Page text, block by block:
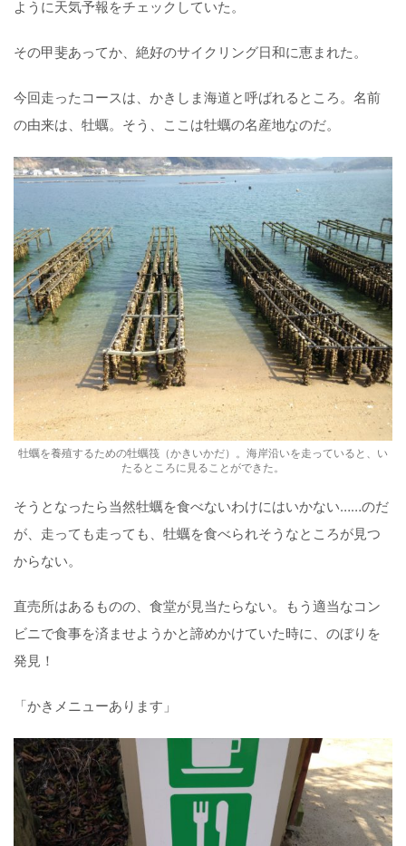
ように天気予報をチェックしていた。
その甲斐あってか、絶好のサイクリング日和に恵まれた。
今回走ったコースは、かきしま海道と呼ばれるところ。名前
の由来は、牡蠣。そう、ここは牡蠣の名産地なのだ。
牡蠣を養殖するための牡蠣筏（かきいかだ）。海岸沿いを走っていると、い
たるところに見ることができた。
そうとなったら当然牡蠣を食べないわけにはいかない……のだ
が、走っても走っても、牡蠣を食べられそうなところが見つ
からない。
直売所はあるものの、食堂が見当たらない。もう適当なコン
ビニで食事を済ませようかと諦めかけていた時に、のぼりを
発見！
「かきメニューあります」